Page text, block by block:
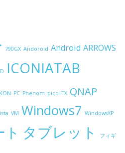
790GX Andoroid Android ARROWS
ICONIATAB
PC Phenom pico-ITX QNAP
VM Windows7 WindowsXP
タブレット フィギ